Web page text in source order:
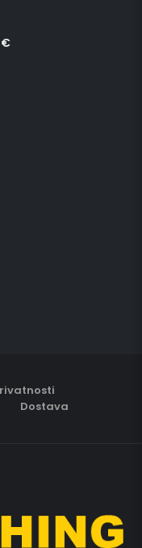
€
Dostava